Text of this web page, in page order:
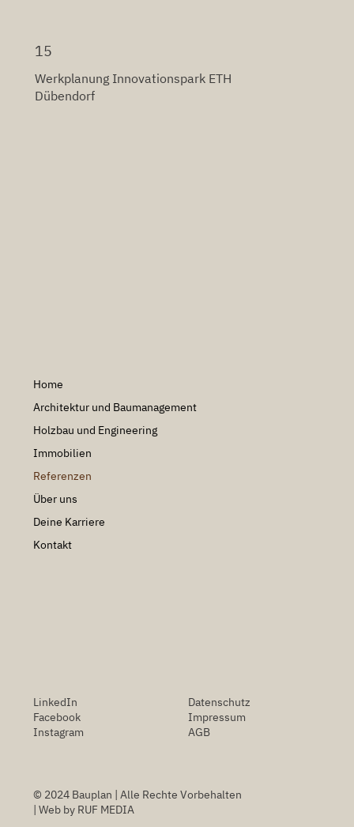
15
Werkplanung Innovationspark ETH
Dübendorf
Home
Architektur und Baumanagement
Holzbau und Engineering
Immobilien
Referenzen
Über uns
Deine Karriere
Kontakt
Datenschutz
Impressum
AGB
LinkedIn
Facebook
Instagram
© 2024 Bauplan | Alle Rechte Vorbehalten
| Web by RUF MEDIA